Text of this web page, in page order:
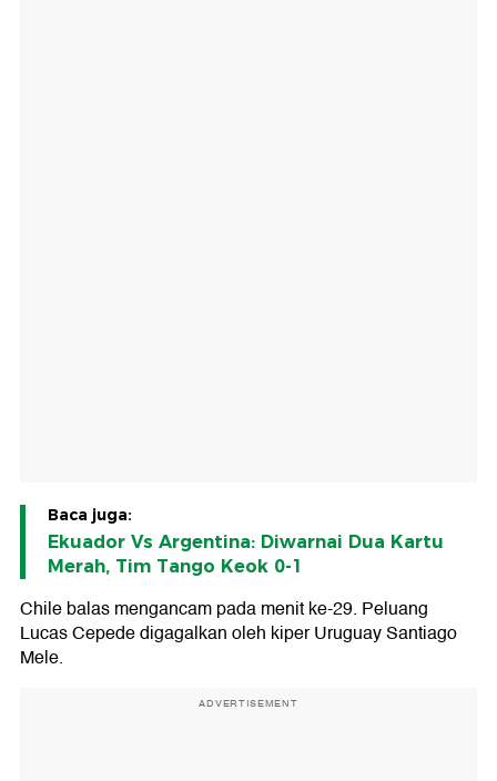
Baca juga:
Ekuador Vs Argentina: Diwarnai Dua Kartu
Merah, Tim Tango Keok 0-1
Chile balas mengancam pada menit ke-29. Peluang
Lucas Cepede digagalkan oleh kiper Uruguay Santiago
Mele.
ADVERTISEMENT